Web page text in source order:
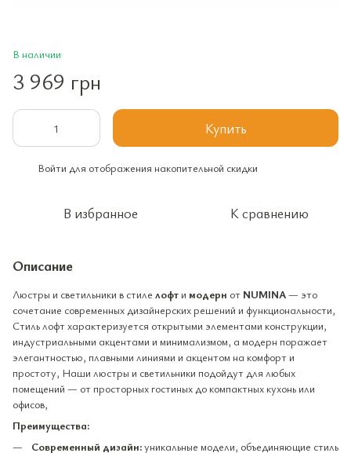
В наличии
3 969 грн
Купить
Войти для отображения накопительной скидки
В избранное К сравнению
Описание
Люстры и светильники в стиле лофт и модерн от NUMINA— это
сочетание современных дизайнерских решений и функциональности,
Стиль лофт характеризуется открытыми элементами конструкции,
индустриальными акцентами и минимализмом, а модерн поражает
элегантностью, плавными линиями и акцентом на комфорт и
простоту, Наши люстры и светильники подойдут для любых
помещений — от просторных гостиных до компактных кухонь или
офисов,
Преимущества:
Современный дизайн:уникальные модели, объединяющие стиль